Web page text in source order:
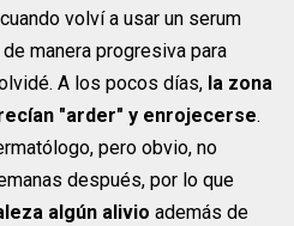
volví a usar un serum
manera progresiva para
A los pocos días, la zona
"arder" y enrojecerse.
pero obvio, no
después, por lo que
algún alivioademás de